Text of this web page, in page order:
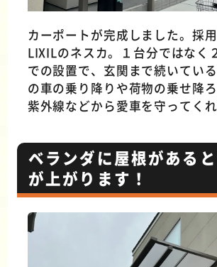
カーポートが完成しました。採
LIXILのネスカ。１台分ではなく
での設置で、玄関まで続いてい
の車の乗り降りや荷物の乗せ降ろ
紫外線などから愛車を守ってくれ
ベランダに屋根がある
が上がります！